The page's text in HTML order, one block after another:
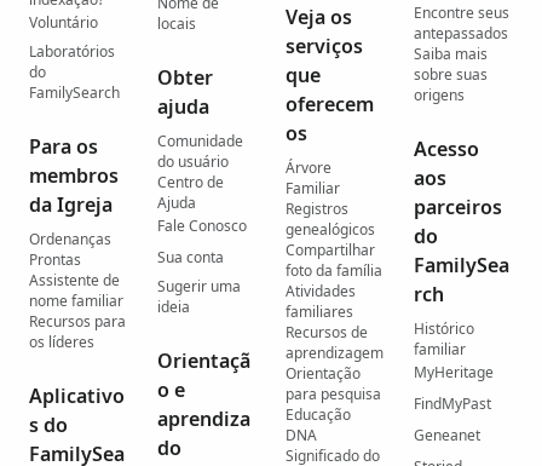
Voluntário
Laboratórios
do
FamilySearch
Para os
membros
da Igreja
Ordenanças
Prontas
Assistente de
nome familiar
Recursos para
os líderes
Aplicativo
s do
FamilySea
locais
Obter
ajuda
Comunidade
do usuário
Centro de
Ajuda
Fale Conosco
Sua conta
Sugerir uma
ideia
Orientaçã
o e
aprendiza
do
Veja os
serviços
que
oferecem
os
Árvore
Familiar
Registros
genealógicos
Compartilhar
foto da família
Atividades
familiares
Recursos de
aprendizagem
Orientação
para pesquisa
Educação
DNA
Significado do
Encontre seus
antepassados
Saiba mais
sobre suas
origens
Acesso
aos
parceiros
do
FamilySea
rch
Histórico
familiar
MyHeritage
FindMyPast
Geneanet